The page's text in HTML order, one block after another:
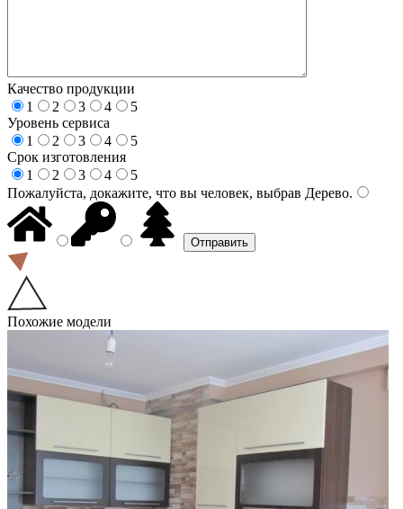
Качество продукции
1
2 3 4
5
Уровень сервиса
1
2 3 4
5
Срок изготовления
1
2 3 4
5
Пожалуйста, докажите, что вы человек, выбрав Дерево.
Похожие модели